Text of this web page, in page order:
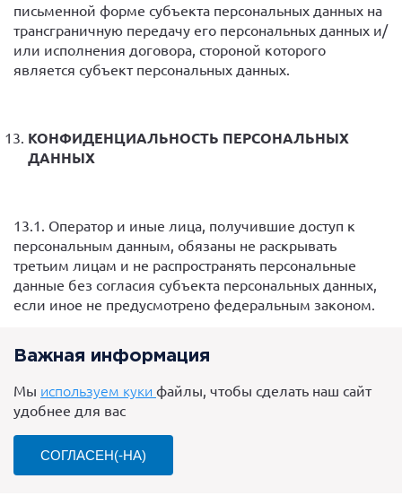
письменной форме субъекта персональных данных на
трансграничную передачу его персональных данных и/
или исполнения договора, стороной которого
является субъект персональных данных.
КОНФИДЕНЦИАЛЬНОСТЬ ПЕРСОНАЛЬНЫХ
ДАННЫХ
13.1. Оператор и иные лица, получившие доступ к
персональным данным, обязаны не раскрывать
третьим лицам и не распространять персональные
данные без согласия субъекта персональных данных,
если иное не предусмотрено федеральным законом.
Важная информация
Мы используем куки файлы, чтобы сделать наш сайт
удобнее для вас
СОГЛАСЕН(-НА)